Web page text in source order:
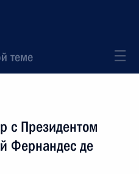
теме
с Президентом
Фернандес де